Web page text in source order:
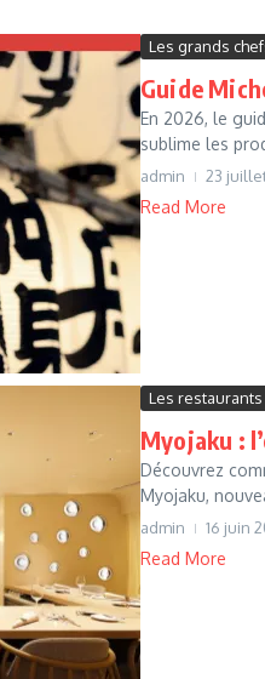
Les grands
Guide
En 2026, le
sublime les
admin 23
Read More
Les restaurants
Myojaku :
Découvrez
Myojaku,
admin 16 juin
Read More